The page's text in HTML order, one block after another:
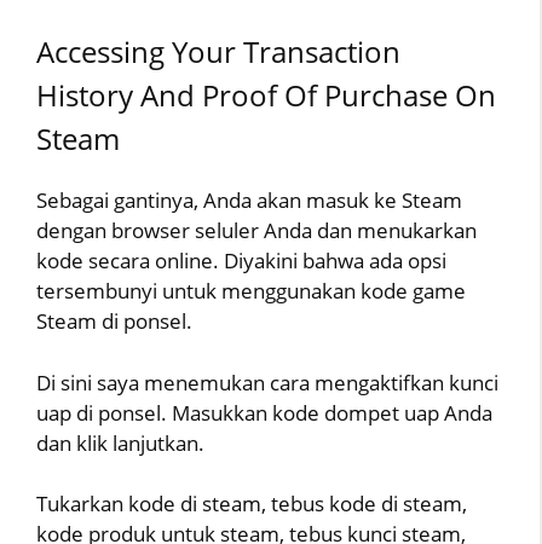
Accessing Your Transaction
History And Proof Of Purchase On
Steam
Sebagai gantinya, Anda akan masuk ke Steam
dengan browser seluler Anda dan menukarkan
kode secara online. Diyakini bahwa ada opsi
tersembunyi untuk menggunakan kode game
Steam di ponsel.
Di sini saya menemukan cara mengaktifkan kunci
uap di ponsel. Masukkan kode dompet uap Anda
dan klik lanjutkan.
Tukarkan kode di steam, tebus kode di steam,
kode produk untuk steam, tebus kunci steam,